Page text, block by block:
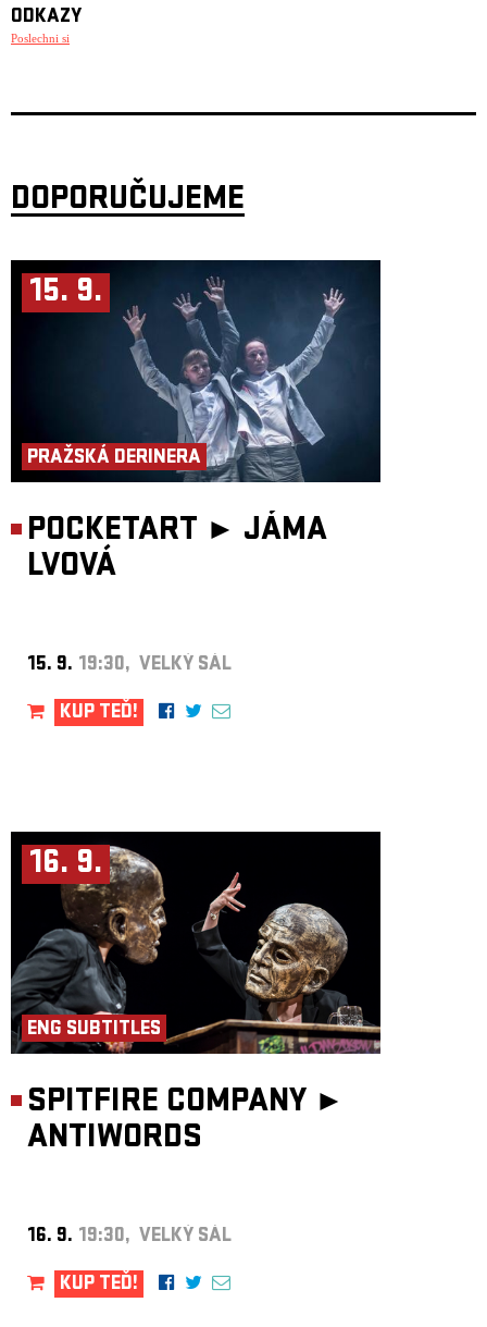
V dětství kvůli rozvodu rodičů často měnil domov a největší zlom nastal,
když se jako teenager přestěhoval do Paříže. Nové prostředí ho donutilo
opustit vše známé a přizpůsobit se nové kultuře. Právě zde objevil kouzlo
do Francie se připojil k funkové kapele Marvellous, kde začal
nové kapely ephemerals, kde Wolfgang převzal roli hlavního zpěváka a
společně vydali 3 alba Po vystoupení na Glastonbury navázal spolupráci
s francouzskou hip-hopovou legendou GUTS. Pandemie v roce
2020 přiměla Wolfganga začít psát i vlastní písničky a výsledkem je
Koncert je uspořádán za podpory Liveurope. První celoevropská
iniciativa podporující koncertní kluby v jejich snaze pořádat koncerty
začínajících evropských umělců. Projekt Liveurope je spolufinancován
programem Evropské unie Kreativní Evropa.
ODKAZY
Poslechni si
DOPORUČUJEME
15. 9.
PRAŽSKÁ DERINERA
POCKETART ► JÁMA
LVOVÁ
15. 9. 19:30, VELKÝ SÁL
KUP TEĎ!
16. 9.
ENG SUBTITLES
SPITFIRE COMPANY ►
ANTIWORDS
16. 9. 19:30, VELKÝ SÁL
KUP TEĎ!